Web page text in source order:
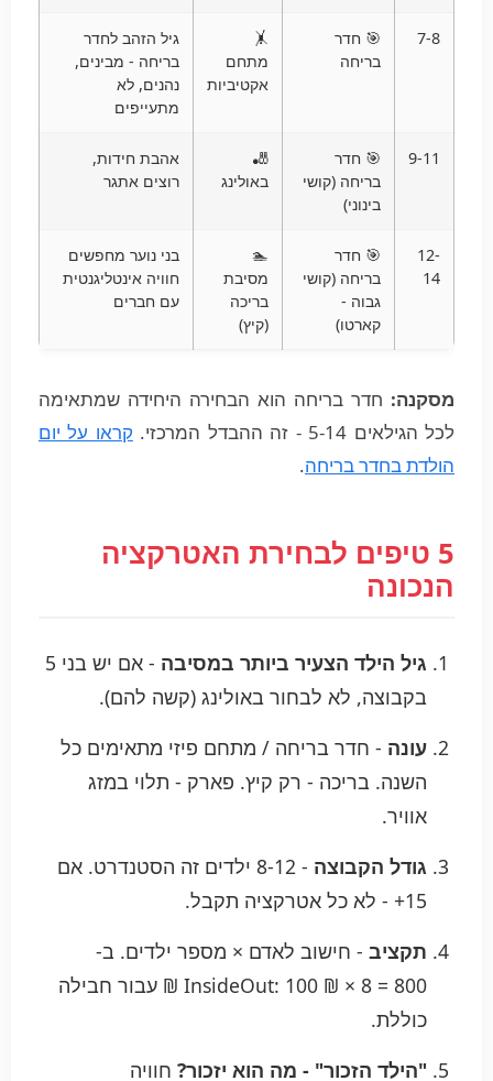
7-8
🎯 חדר
בריחה
🤸
מתחם
אקטיביות
גיל הזהב לחדר
בריחה - מבינים,
נהנים, לא
מתעייפים
9-11
🎯 חדר
בריחה (קושי
בינוני)
🎳
באולינג
אהבת חידות,
רוצים אתגר
12-
14
🎯 חדר
בריחה (קושי
גבוה -
קארטו)
🏊
מסיבת
בריכה
(קיץ)
בני נוער מחפשים
חוויה אינטליגנטית
עם חברים
מסקנה: חדר בריחה הוא הבחירה היחידה שמתאימה
לכל הגילאים 5-14 - זה ההבדל המרכזי.
קראו על יום
הולדת בחדר בריחה.
5 טיפים לבחירת האטרקציה
הנכונה
גיל הילד הצעיר ביותר במסיבה
- אם יש בני 5
בקבוצה, לא לבחור באולינג (קשה להם).
עונה - חדר בריחה / מתחם פיזי מתאימים כל
השנה. בריכה - רק קיץ. פארק - תלוי במזג
אוויר.
גודל הקבוצה
- 8-12 ילדים זה הסטנדרט. אם
15+ - לא כל אטרקציה תקבל.
תקציב - חישוב לאדם × מספר ילדים. ב-
InsideOut: 100 ₪ × 8 = 800 ₪ עבור חבילה
כוללת.
"הילד הזכור" - מה הוא יזכור? חוויה